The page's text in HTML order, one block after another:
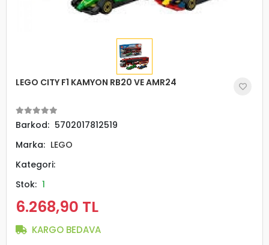
LEGO CITY F1 KAMYON RB20 VE AMR24
Barkod: 5702017812519
Marka: LEGO
Kategori:
Stok: 1
6.268,90 TL
KARGO BEDAVA